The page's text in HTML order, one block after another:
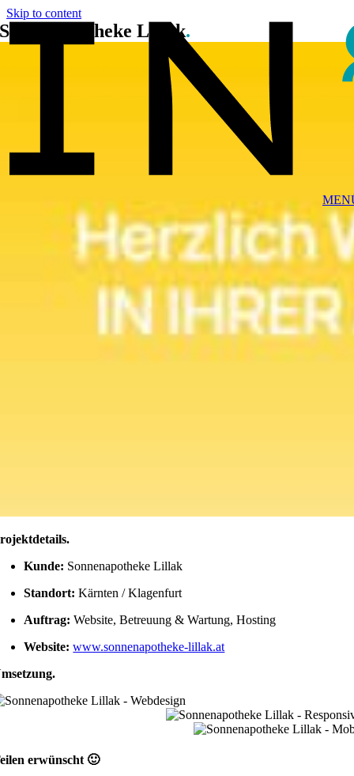
Skip to content
Sonnenapotheke Lillak.
.
Kunde: Sonnenapotheke Lillak
Standort: Kärnten / Klagenfurt
Auftrag: Website, Betreuung & Wartung, Hosting
Website: www.sonnenapotheke-lillak.at
.
erwünscht 🙂